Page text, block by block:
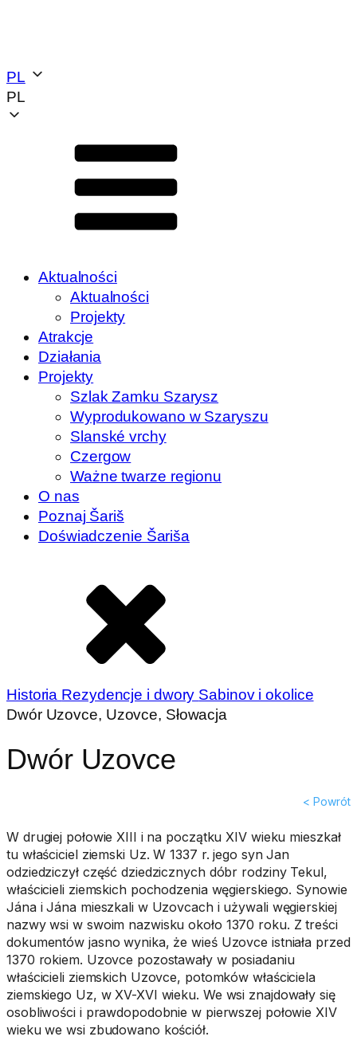
PL
PL
Aktualności
Aktualności
Projekty
Atrakcje
Działania
Projekty
Szlak Zamku Szarysz
Wyprodukowano w Szaryszu
Slanské vrchy
Czergow
Ważne twarze regionu
O nas
Poznaj Šariš
Doświadczenie Šariša
Historia Rezydencje i dwory Sabinov i okolice
Dwór Uzovce, Uzovce, Słowacja
Dwór Uzovce
< Powrót
W drugiej połowie XIII i na początku XIV wieku mieszkał
tu właściciel ziemski Uz. W 1337 r. jego syn Jan
odziedziczył część dziedzicznych dóbr rodziny Tekul,
właścicieli ziemskich pochodzenia węgierskiego. Synowie
Jána i Jána mieszkali w Uzovcach i używali węgierskiej
nazwy wsi w swoim nazwisku około 1370 roku. Z treści
dokumentów jasno wynika, że wieś Uzovce istniała przed
1370 rokiem. Uzovce pozostawały w posiadaniu
właścicieli ziemskich Uzovce, potomków właściciela
ziemskiego Uz, w XV-XVI wieku. We wsi znajdowały się
osobliwości i prawdopodobnie w pierwszej połowie XIV
wieku we wsi zbudowano kościół.